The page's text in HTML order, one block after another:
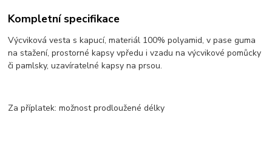
Kompletní specifikace
Výcviková vesta s kapucí, materiál 100% polyamid, v pase guma
na stažení, prostorné kapsy vpředu i vzadu na výcvikové pomůcky
či pamlsky, uzavíratelné kapsy na prsou.
Za příplatek: možnost prodloužené délky